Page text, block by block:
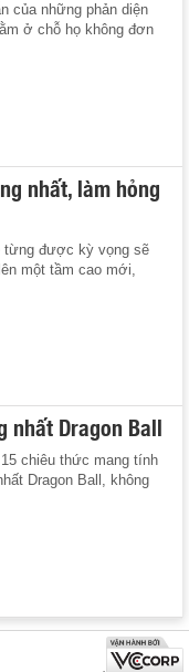
của những phản diện
ở chỗ họ không đơn
nhất, làm hỏng
từng được kỳ vọng sẽ
một tầm cao mới,
nhất Dragon Ball
chiêu thức mang tính
Dragon Ball, không